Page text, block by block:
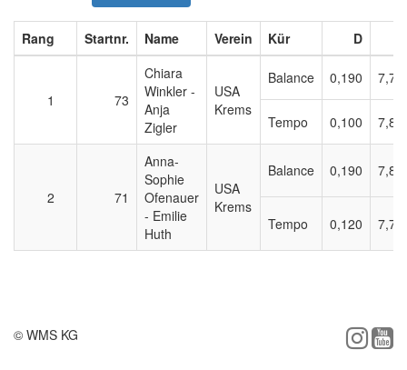
Rang Startnr. Name Verein Kür D
1 73
Chiara
Winkler -
Anja
Zigler
USA
Krems
Balance 0,190
Tempo 0,100
2 71
Anna-
Sophie
Ofenauer
- Emilie
Huth
USA
Krems
Balance 0,190
Tempo 0,120
© WMS KG